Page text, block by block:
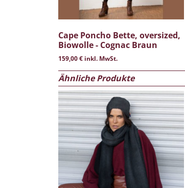
Cape Poncho Bette, oversized,
Biowolle - Cognac Braun
159,00€ inkl. MwSt.
Ähnliche Produkte